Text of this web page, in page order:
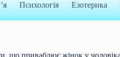
Психологія Езотерика
що приваблює жінок у